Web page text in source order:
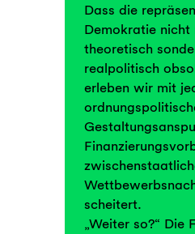
Dass die
Demokratie nicht
theoretisch
realpolitisch
erleben wir mit
scheitert.
„Weiter so?“ Die